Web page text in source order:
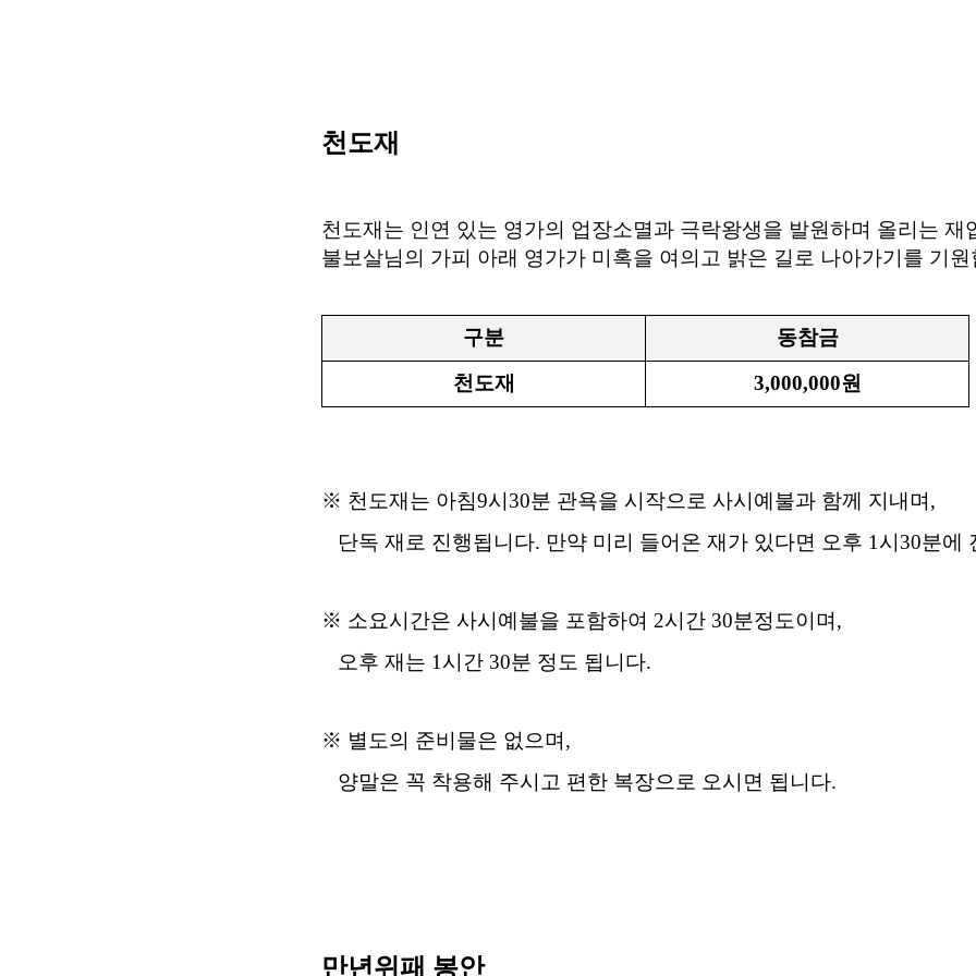
천도재
천도재는 인연 있는 영가의 업장소멸과 극락왕생을 발원하며 올리는 재
불보살님의 가피 아래 영가가 미혹을 여의고 밝은 길로 나아가기를 기원
구분
동참금
천도재
3,000,000원
※ 천도재는 아침9시 30분 관욕을 시작으로 사시예불과 함께 지내며 ,
단독 재로 진행됩니다. 만약 미리 들어온 재가 있다면 오후 1시 30분에
※ 소요시간은 사시예불을 포함하여 2시간 30분정도이며 ,
오후 재는 1시간 30분 정도 됩니다.
※ 별도의 준비물은 없으며 ,
양말은 꼭 착용해 주시고 편한 복장으로 오시면 됩니다.
만년위패 봉안